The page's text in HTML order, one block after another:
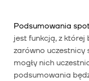
Podsumowania
jest funkcją, z której
zarówno uczestnicy
mogły nich
podsumowania